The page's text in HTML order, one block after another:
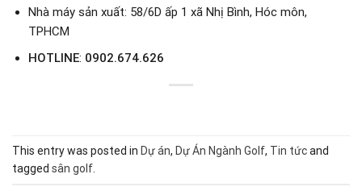
Nhà máy sản xuất: 58/6D ấp 1 xã Nhị Bình, Hóc môn,
TPHCM
HOTLINE: 0902.674.626
This entry was posted in Dự án, Dự Án Ngành Golf, Tin tứcand
tagged sân golf